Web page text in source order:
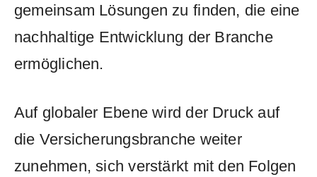
gemeinsam Lösungen zu⁢ finden, die eine
nachhaltige Entwicklung⁤ der Branche
ermöglichen.
Auf globaler Ebene wird‌ der Druck auf
‌die Versicherungsbranche weiter
zunehmen, sich verstärkt‌ mit den ​Folgen